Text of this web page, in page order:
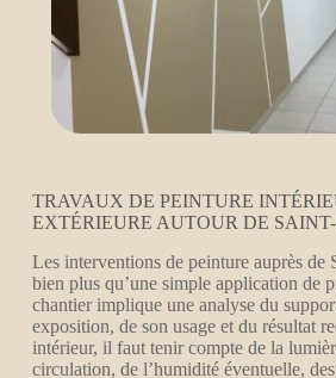
TRAVAUX DE PEINTURE
EXTÉRIEURE AUTOUR DE
Les interventions de peinture auprès de
bien plus qu’une simple application de
chantier implique une analyse du
exposition, de son usage et du résultat
intérieur, il faut tenir compte de la
circulation, de l’humidité éventuelle,